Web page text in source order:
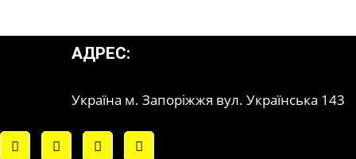
АДРЕС:
Україна м. Запоріжжя вул. Українська 143